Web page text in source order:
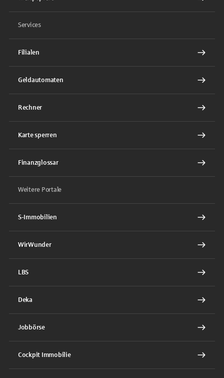
Services
Filialen
Geldautomaten
Rechner
Karte sperren
Finanzglossar
Weitere Portale
S-Immobilien
WirWunder
LBS
Deka
Jobbörse
Cockpit Immobilie